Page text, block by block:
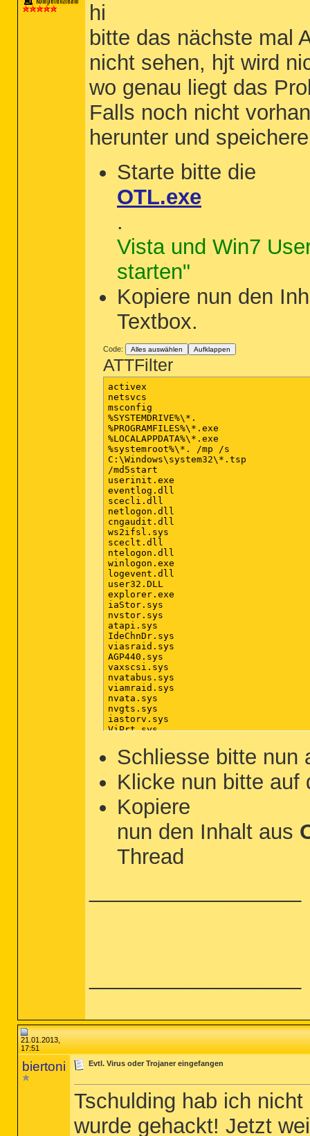
hi
bitte das nächste mal
nicht sehen, hjt wird
wo genau liegt das
Falls noch nicht
herunter und
Starte bitte die
OTL.exe
.
Vista und Win7
starten"
Kopiere nun den
Textbox.
Code: Alles auswählen Aufklappen
ATTFilter
activex
netsvcs
msconfig
%SYSTEMDRIVE%\*.
%PROGRAMFILES%\*.exe
%LOCALAPPDATA%\*.exe
%systemroot%\*. /mp /s
C:\Windows\system32\*.tsp
/md5start
userinit.exe
eventlog.dll
scecli.dll
netlogon.dll
cngaudit.dll
ws2ifsl.sys
sceclt.dll
ntelogon.dll
winlogon.exe
logevent.dll
user32.DLL
explorer.exe
iaStor.sys
nvstor.sys
atapi.sys
IdeChnDr.sys
viasraid.sys
AGP440.sys
vaxscsi.sys
nvatabus.sys
viamraid.sys
nvata.sys
nvgts.sys
iastorv.sys
ViPrt.sys
ahcix86.sys
KR10N.sys
ahcix86s.sys
/md5stop
%systemroot%\System32\config\*.sav
%systemroot%\system32\*.dll /
%USERPROFILE%\*.*
%USERPROFILE%\Local
%USERPROFILE%\Application Data\*.exe
Schliesse bitte nun
Klicke nun bitte auf
Kopiere
nun den Inhalt aus
Thread
21.01.2013,
17:51
biertoni Evtl. Virus oder Trojaner eingefangen
Tschulding hab ich
wurde gehackt! Jetzt